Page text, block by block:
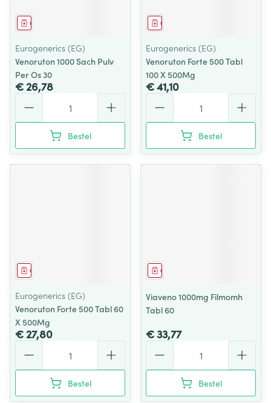
Geneesmiddel
Eurogenerics (EG)
Venoruton 1000 Sach Pulv
Per Os 30
€ 26,78
Bestel
Geneesmiddel
Eurogenerics (EG)
Venoruton Forte 500 Tabl
100 X 500Mg
€ 41,10
Bestel
Geneesmiddel
Eurogenerics (EG)
Venoruton Forte 500 Tabl 60
X 500Mg
€ 27,80
Bestel
Geneesmiddel
Viaveno 1000mg Filmomh
Tabl 60
€ 33,77
Bestel